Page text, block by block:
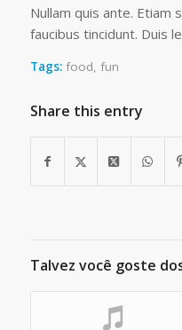
Nullam quis ante.
faucibus tincidunt. Duis
Tags: food, fun
Share this entry
Talvez você goste